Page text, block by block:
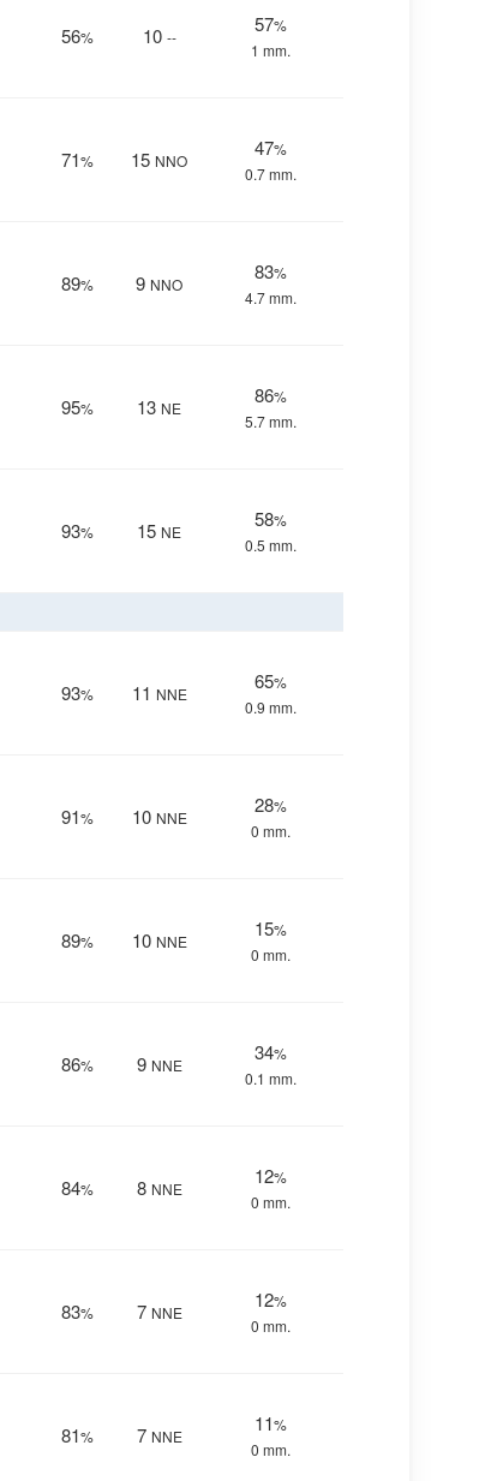
56% 10 --
57%
1 mm.
71% 15 NNO
47%
0.7 mm.
89% 9 NNO
83%
4.7 mm.
95% 13 NE
86%
5.7 mm.
93% 15 NE
58%
0.5 mm.
93% 11 NNE
65%
0.9 mm.
91% 10 NNE
28%
0 mm.
89% 10 NNE
15%
0 mm.
86% 9 NNE
34%
0.1 mm.
84% 8 NNE
12%
0 mm.
83% 7 NNE
12%
0 mm.
81% 7 NNE
11%
0 mm.